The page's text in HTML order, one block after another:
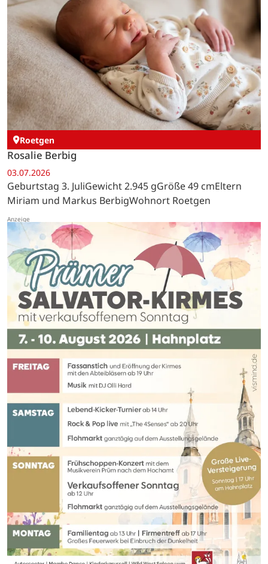
Roetgen
Rosalie Berbig
03.07.2026
Geburtstag 3. JuliGewicht 2.945 gGröße 49 cmEltern
Miriam und Markus BerbigWohnort Roetgen